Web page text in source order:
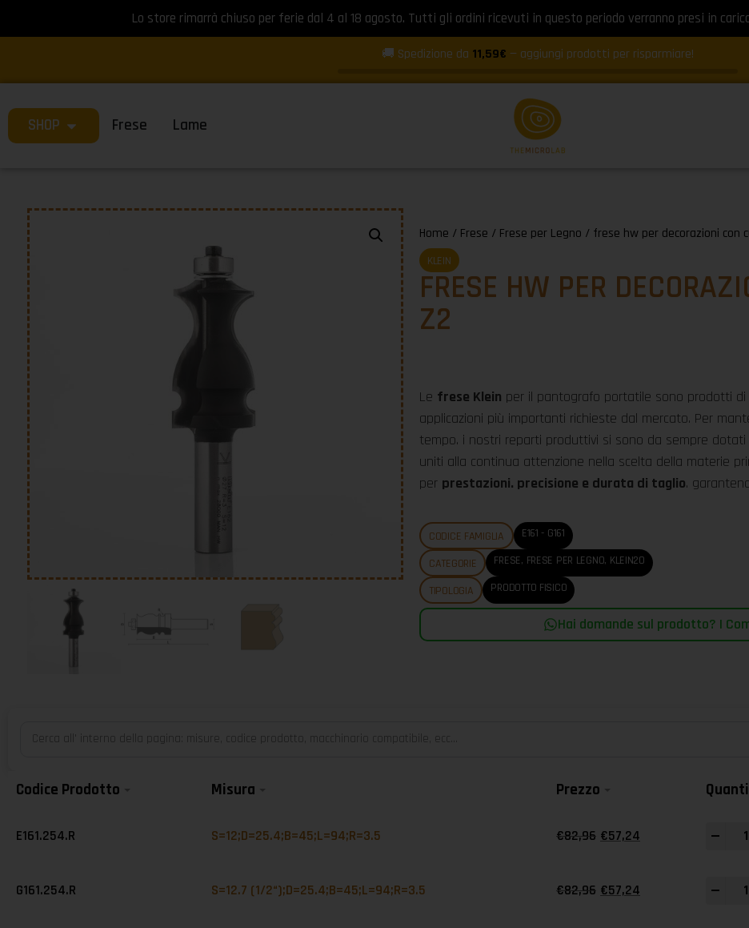
Lo store rimarrà chiuso per ferie dal 4 al 18 agosto. Tutti gli ordini ricevuti in questo periodo verranno presi in
🚚 Spedizione da 11,59€ — aggiungi prodotti per risparmiare!
SHOP Frese Lame
Home / Frese / Frese per Legno / frese hw per decorazioni con
KLEIN
FRESE HW PER
Z2
Le frese Klein per il pantografo portatile sono prodotti
applicazioni più importanti richieste dal mercato. Per
tempo. i nostri reparti produttivi si sono da sempre
uniti alla continua attenzione nella scelta della materie
per prestazioni. precisione e durata di taglio.
CODICE FAMIGLIA E161 - G161
CATEGORIE FRESE, FRESE PER LEGNO, KLEIN20
TIPOLOGIA PRODOTTO FISICO
Hai domande sul prodotto? |
Codice Prodotto Misura Prezzo
E161.254.R S=12;D=25.4;B=45;L=94;R=3.5 €82,96 €57,24
G161.254.R S=12.7 (1/2“);D=25.4;B=45;L=94;R=3.5 €82,96 €57,24